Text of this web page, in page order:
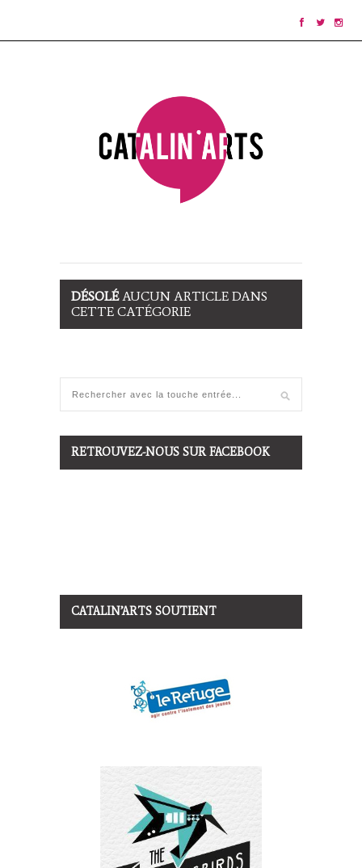
DÉSOLÉAUCUN ARTICLE DANS
CETTE CATÉGORIE
RETROUVEZ-NOUS SUR FACEBOOK
CATALIN’ARTS SOUTIENT